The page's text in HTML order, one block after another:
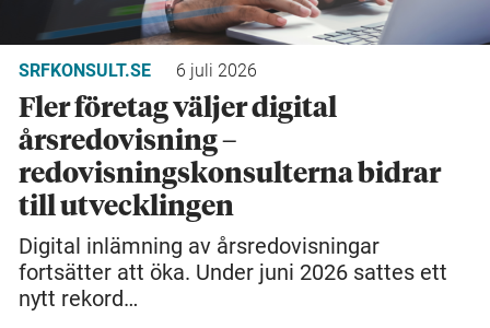
SRFKONSULT.SE 6 juli 2026
Fler företag väljer digital
årsredovisning –
redovisningskonsulterna bidrar
till utvecklingen
Digital inlämning av årsredovisningar
fortsätter att öka. Under juni 2026 sattes ett
nytt rekord…